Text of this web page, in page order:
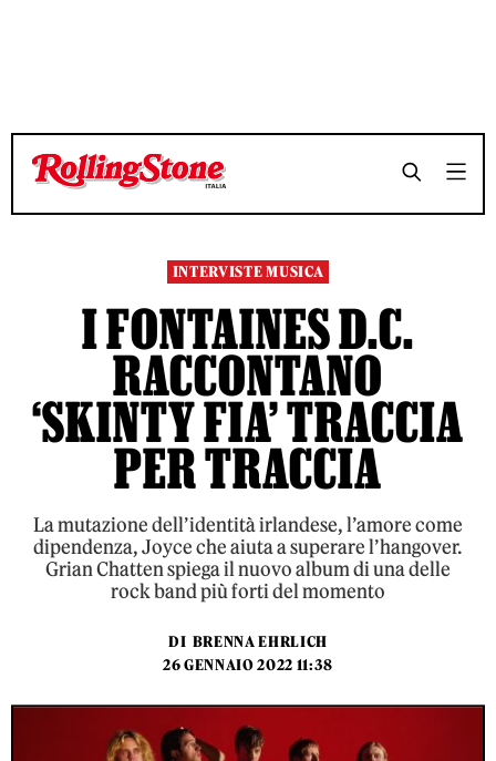
TEMPO DI LETTURA 10 MINUTI SHARE
TEMPO DI LETTURA 10 MINUTI SHARE
INTERVISTE MUSICA
I FONTAINES D.C.
RACCONTANO
‘SKINTY FIA’ TRACCIA
PER TRACCIA
La mutazione dell’identità irlandese, l’amore come
dipendenza, Joyce che aiuta a superare l’hangover.
Grian Chatten spiega il nuovo album di una delle
rock band più forti del momento
DI BRENNA EHRLICH
26 GENNAIO 2022 11:38